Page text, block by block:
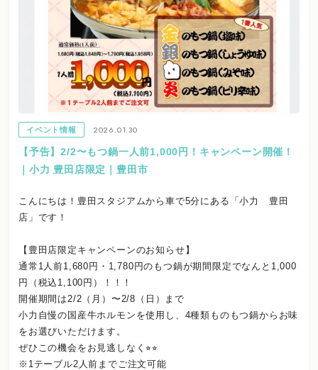
イベント情報
2026.01.30
【予告】2/2〜もつ鍋一人前1,000円！キャンペーン開催！
｜小力 豊田店限定｜豊田市
こんにちは！豊田スタジアムから車で5分にある「小力 豊田
店」です！
【豊田店限定キャンペーンのお知らせ】
通常1人前1,680円・1,780円のもつ鍋が期間限定でなんと1,000
円（税込1,100円）！！！
開催期間は2/2（月）〜2/8（日）まで
小力自慢の国産牛ホルモンを使用し、4種類ものもつ鍋からお味
をお選びいただけます。
ぜひこの機会をお見逃しなく⭐︎⭐︎
※1テーブル2人前までご注文可能